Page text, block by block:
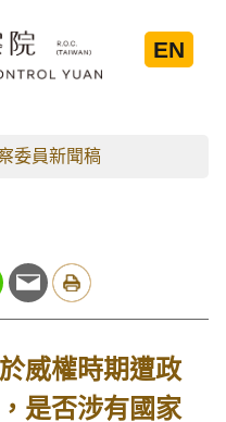
EN
委員新聞稿
威權時期遭政
是否涉有國家